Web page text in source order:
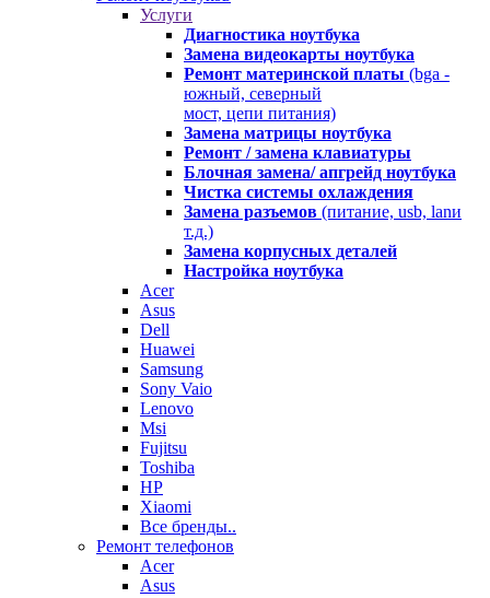
Услуги
Диагностика ноутбука
Замена видеокарты ноутбука
Ремонт материнской платы (bga -
южный, северный
мост, цепи питания)
Замена матрицы ноутбука
Ремонт / замена клавиатуры
Блочная замена/ апгрейд ноутбука
Чистка системы охлаждения
Замена разъемов (питание, usb, lanи
т.д.)
Замена корпусных деталей
Настройка ноутбука
Acer
Asus
Dell
Huawei
Samsung
Sony Vaio
Lenovo
Msi
Fujitsu
Toshiba
HP
Xiaomi
Все бренды..
Ремонт телефонов
Acer
Asus